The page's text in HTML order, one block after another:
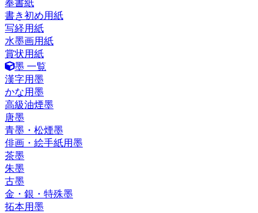
奉書紙
書き初め用紙
写経用紙
水墨画用紙
賞状用紙
墨 一覧
漢字用墨
かな用墨
高級油煙墨
唐墨
青墨・松煙墨
俳画・絵手紙用墨
茶墨
朱墨
古墨
金・銀・特殊墨
拓本用墨